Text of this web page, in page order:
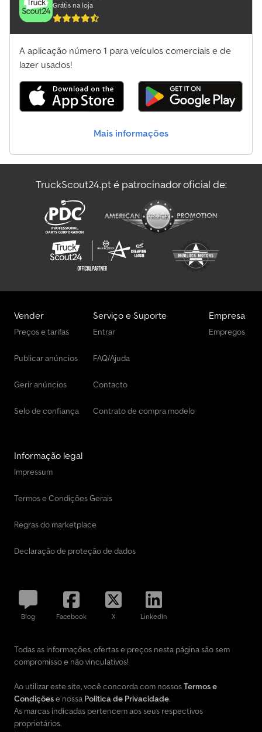
Grátis na loja
A aplicação número 1 para veículos comerciais e de
lazer usados!
Mais informações
TruckScout24.pt é patrocinador oficial de:
Vender
Preços e tarifas
Publicar anúncios
Gerir anúncios
Selo de confiança
Serviço e Suporte
Entrar
FAQ/Ajuda
Contacto
Contrato de compra modelo
Empresa
Empregos
Informação legal
Impressum
Termos e Condições Gerais
Regras do marketplace
Declaração de proteção de dados
Blog Facebook X LinkedIn
Todas as informações, ofertas e preços nesta página são sem
compromisso e não vinculativos!
Ao utilizar este site, você concorda com nossosTermos e
Condiçõese nossa Política de Privacidade.
As marcas indicadas pertencem aos seus respectivos
proprietários.